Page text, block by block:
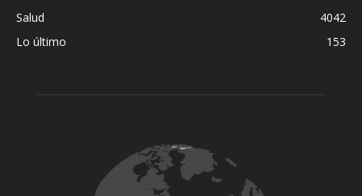
Salud
4042
Lo último
153